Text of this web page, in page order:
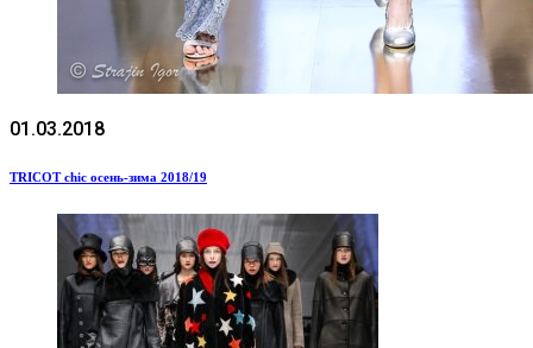
01.03.2018
TRICOT chic осень-зима 2018/19